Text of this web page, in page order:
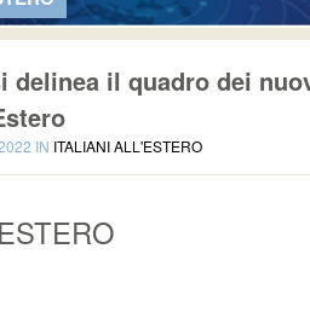
delinea il quadro dei
IN ITALIANI ALL'ESTERO